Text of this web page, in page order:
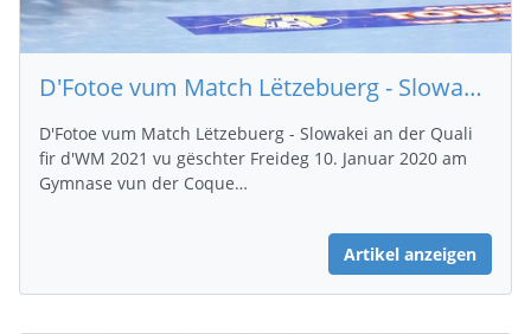
D'Fotoe vum Match Lëtzebuerg - Slowakei
D'Fotoe vum Match Lëtzebuerg - Slowakei an der Quali
fir d'WM 2021 vu gëschter Freideg 10. Januar 2020 am
Gymnase vun der Coque…
Artikel anzeigen